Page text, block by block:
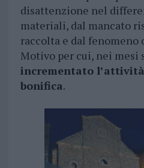
disattenzione nel
materiali, dal mancato
raccolta e dal
Motivo per cui, nei mesi
incrementato
bonifica.